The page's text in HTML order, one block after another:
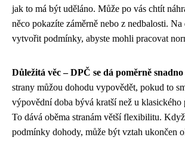
jak to má být uděláno. Může po vás chtít
něco pokazíte záměrně nebo z nedbalosti.
vytvořit podmínky, abyste mohli pracovat
Důležitá věc – DPČ se dá poměrně
strany můžou dohodu vypovědět, pokud to
výpovědní doba bývá kratší než u klasického
To dává oběma stranám větší flexibilitu.
podmínky dohody, může být vztah ukončen